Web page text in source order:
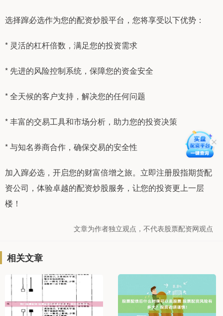
选择蹿必选作为您的配资炒股平台，您将享受以下优势：
* 灵活的杠杆倍数，满足您的投资需求
* 先进的风险控制系统，保障您的资金安全
* 全天候的客户支持，解决您的任何问题
* 丰富的交易工具和市场分析，助力您的投资决策
* 与知名券商合作，确保交易的安全性
加入蹿必选，开启您的财富倍增之旅。立即注册股指期货配
资公司，体验卓越的配资炒股服务，让您的投资更上一层
楼！
文章为作者独立观点，不代表股票配资网观点
相关文章